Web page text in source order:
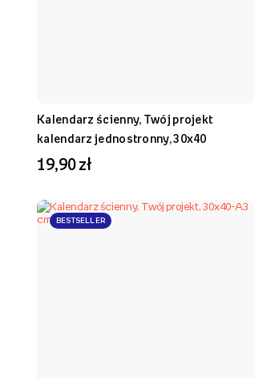
Kalendarz ścienny, Twój projekt
kalendarz jednostronny, 30x40
19,90 zł
BESTSELLER